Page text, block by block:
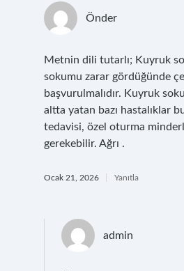
Önder
Metnin dili tutarlı; Kuyruk
sokumu zarar gördüğünde
başvurulmalıdır. Kuyruk
altta yatan bazı hastalıklar
tedavisi, özel oturma
gerekebilir. Ağrı .
Ocak 21, 2026 Yanıtla
admin